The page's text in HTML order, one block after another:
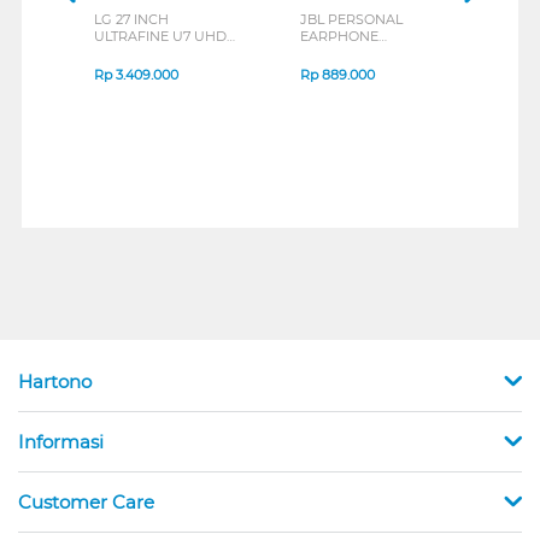
LG 27 INCH
ULTRAFINE U7 UHD
B_G3
Rp3.409.000
JBL PERSONAL
EARPHONE
SERIES
Rp889.000
Hartono
Informasi
Customer Care